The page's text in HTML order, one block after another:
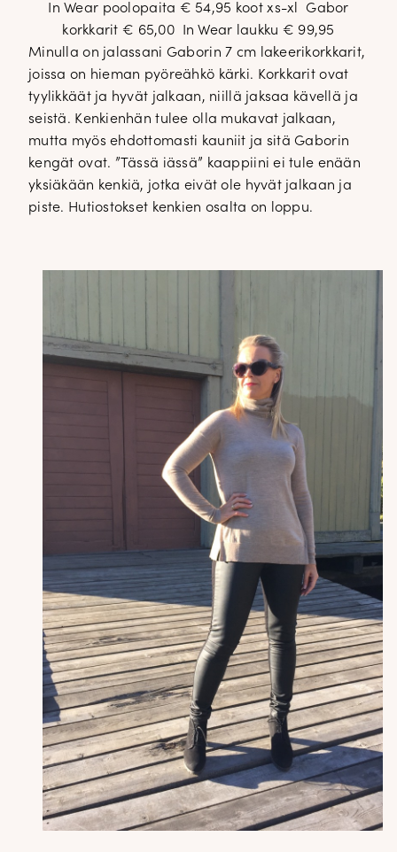
In Wear poolopaita € 54,95 koot xs-xl Gabor
korkkarit € 65,00 In Wear laukku € 99,95
Minulla on jalassani Gaborin 7 cm lakeerikorkkarit,
joissa on hieman pyöreähkö kärki. Korkkarit ovat
tyylikkäät ja hyvät jalkaan, niillä jaksaa kävellä ja
seistä. Kenkienhän tulee olla mukavat jalkaan,
mutta myös ehdottomasti kauniit ja sitä Gaborin
kengät ovat. ”Tässä iässä” kaappiini ei tule enään
yksiäkään kenkiä, jotka eivät ole hyvät jalkaan ja
piste. Hutiostokset kenkien osalta on loppu.